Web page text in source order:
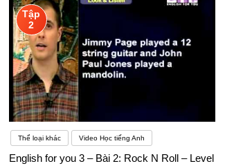
Tập
2
Thể loại khác Video Học tiếng Anh
English for you 3 – Bài 2: Rock N Roll – Level